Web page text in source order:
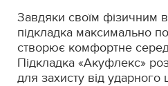
Завдяки своїм фізичним
підкладка максимально
створює комфортне
Підкладка «Акуфлекс»
для захисту від ударного